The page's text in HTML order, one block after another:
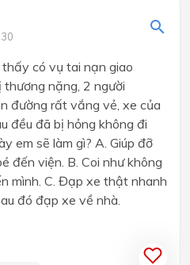
có vụ tai nạn giao
nặng, 2 người
đường rất vắng vẻ, xe của
đều đã bị hỏng không đi
em sẽ làm gì? A. Giúp đỡ
đến viện. B. Coi như không
mình. C. Đạp xe thật nhanh
đó đạp xe về nhà.